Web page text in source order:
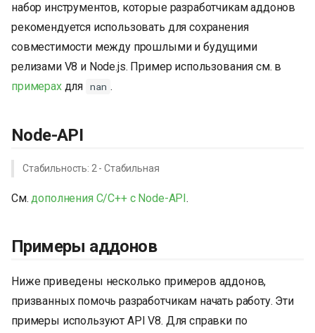
набор инструментов, которые разработчикам аддонов
рекомендуется использовать для сохранения
совместимости между прошлыми и будущими
релизами V8 и Node.js. Пример использования см. в
примерахдля nan .
Node-API
Стабильность: 2 - Стабильная
См.дополнения C/C++ с Node-API.
Примеры аддонов
Ниже приведены несколько примеров аддонов,
призванных помочь разработчикам начать работу. Эти
примеры используют API V8. Для справки по